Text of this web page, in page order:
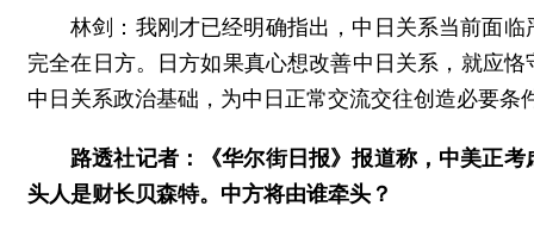
林剑：我刚才已经明确指出，中日关系当前面
完全在日方。日方如果真心想改善中日关系，就应
中日关系政治基础，为中日正常交流交往创造必要条
路透社记者：《华尔街日报》报道称，中美正
头人是财长贝森特。中方将由谁牵头？